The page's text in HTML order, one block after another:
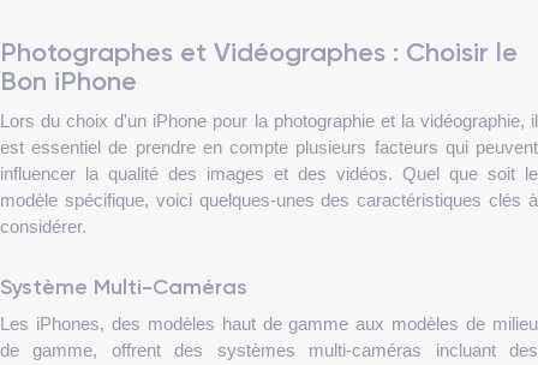
Photographes et Vidéographes : Choisir le
Bon iPhone
Lors du choix d'un iPhone pour la photographie et la vidéographie, il
est essentiel de prendre en compte plusieurs facteurs qui peuvent
influencer la qualité des images et des vidéos. Quel que soit le
modèle spécifique, voici quelques-unes des caractéristiques clés à
considérer.
Système Multi-Caméras
Les iPhones, des modèles haut de gamme aux modèles de milieu
de gamme, offrent des systèmes multi-caméras incluant des